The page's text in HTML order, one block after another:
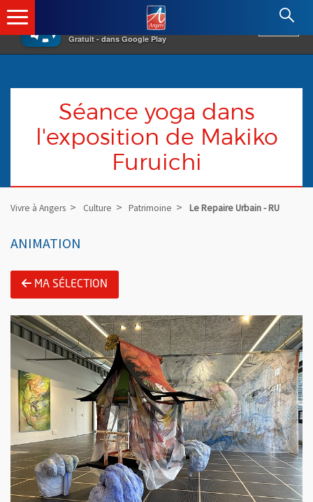
×
Gratuit - dans Google Play
Angers.fr : Retour à l'accueil
Séance yoga dans
l'exposition de Makiko
Furuichi
Vivre à Angers Culture Patrimoine Le Repaire Urbain - RU
ANIMATION
MA SÉLECTION